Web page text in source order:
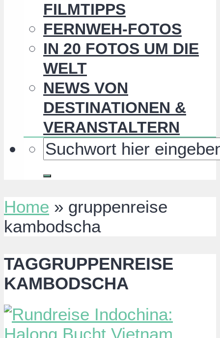
FILMTIPPS
FERNWEH-FOTOS
IN 20 FOTOS UM DIE
WELT
NEWS VON
DESTINATIONEN &
VERANSTALTERN
Home » gruppenreise
kambodscha
TAGGRUPPENREISE
KAMBODSCHA